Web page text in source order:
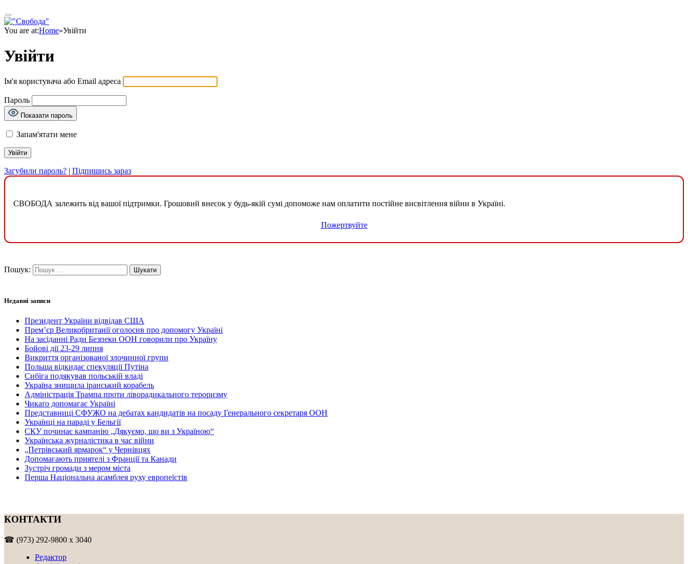
You are at:Home»Увійти
Увійти
Ім'я користувача або Email адреса
Пароль
Показати пароль
Запам'ятати мене
Загубили пароль? | Підпишись зараз
СВОБОДА залежить від вашої підтримки. Грошовий внесок у будь-якій сумі допоможе нам оплатити постійне висвітлення війни в Україні.
Пожертвуйте
Пошук:
Недавні записи
Президент України відвідав США
Прем’єр Великобританії оголосив про допомогу Україні
На засіданні Ради Безпеки ООН говорили про Україну
Бойові дії 23-29 липня
Викриття організованої злочинної групи
Польща відкидає спекуляції Путіна
Сибіга подякував польській владі
Україна знищила іранський корабель
Адміністрація Трампа проти ліворадикального тероризму
Чикаґо допомагає Україні
Представниці СФУЖО на дебатах кандидатів на посаду Генерального секретаря ООН
Українці на параді у Бельгії
СКУ починає кампанію „Дякуємо, що ви з Україною“
Українська журналістика в час війни
„Петрівський ярмарок“ у Чернівцях
Допомагають приятелі з Франції та Канади
Зустріч громади з мером міста
Перша Національна асамблея руху европеїстів
КОНТАКТИ
☎ (973) 292-9800 x 3040
Редактор